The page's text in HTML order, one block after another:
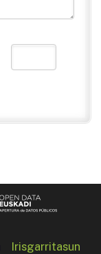
Irisgarritasun